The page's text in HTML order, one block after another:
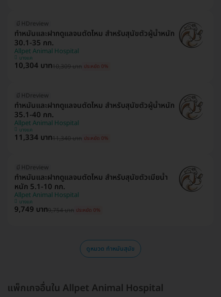
มี HDreview
ทำหมันและฝากดูแลจนตัดไหม สำหรับสุนัขตัวผู้น้ำหนัก
30.1-35 กก.
Allpet Animal Hospital
บางแค
10,304 บาท10,309 บาท ประหยัด 0%
มี HDreview
ทำหมันและฝากดูแลจนตัดไหม สำหรับสุนัขตัวผู้น้ำหนัก
35.1-40 กก.
Allpet Animal Hospital
บางแค
11,334 บาท11,340 บาท ประหยัด 0%
มี HDreview
ทำหมันและฝากดูแลจนตัดไหม สำหรับสุนัขตัวเมียน้ำ
หนัก 5.1-10 กก.
Allpet Animal Hospital
บางแค
9,749 บาท9,754 บาท ประหยัด 0%
ดูหมวด ทำหมันสุนัข
แพ็กเกจอื่นใน Allpet Animal Hospital